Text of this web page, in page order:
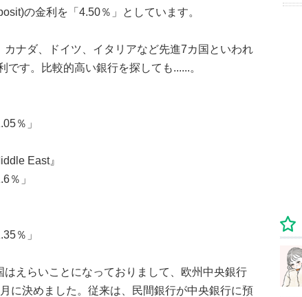
の金利を「4.50％」としています。
ナダ、ドイツ、イタリアなど先進7カ国といわれ
す。比較的高い銀行を探しても......。
％」
East』
％」
％」
えらいことになっておりまして、欧州中央銀行
に決めました。従来は、民間銀行が中央銀行に預